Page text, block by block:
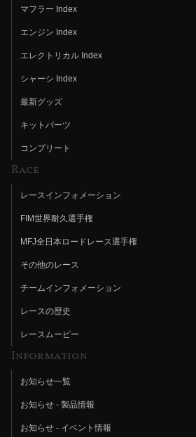
マフラー Index
エンジン Index
エレクトリカル Index
シャーシ Index
最新グッズ
キットパーツ
コンプリート
Race
レースインフォメーション
FIM世界耐久選手権
MFJ全日本ロードレース選手権
その他のレース
チームインフォメーション
レースの歴史
レースムービー
Information
お知らせ一覧
お知らせ - 製品情報
お知らせ - イベント情報